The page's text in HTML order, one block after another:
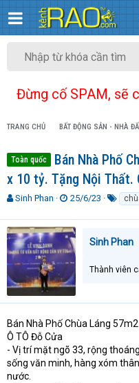
Đừng cố SPAM, sẽ
TRANG CHỦ BẤT ĐỘNG SẢN - NHÀ
Toàn quốc
Bán Nhà Phố
x 10 tỷ. Tặng Nội Thất.
T
r
e
a
d
s
t
a
t
e
r
Sinh Phan
N
à
y
g
ử
i
25/6/23
k
h
ó
Sinh Phan
Thành viên
Bán Nhà Phố Chùa Láng
Ô TÔ Đỗ Cửa
- Vị trí mặt ngõ 33, rộng
sống văn minh, hàng xóm
nước.